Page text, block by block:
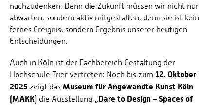
nachzudenken. Denn die Zukunft müssen wir nicht nur
abwarten, sondern aktiv mitgestalten, denn sie ist kein
fernes Ereignis, sondern Ergebnis unserer heutigen
Entscheidungen.
Auch in Köln ist der Fachbereich Gestaltung der
Hochschule Trier vertreten: Noch bis zum 12. Oktober
2025 zeigt das Museum für Angewandte Kunst Köln
(MAKK) die Ausstellung „Dare to Design – Spaces of